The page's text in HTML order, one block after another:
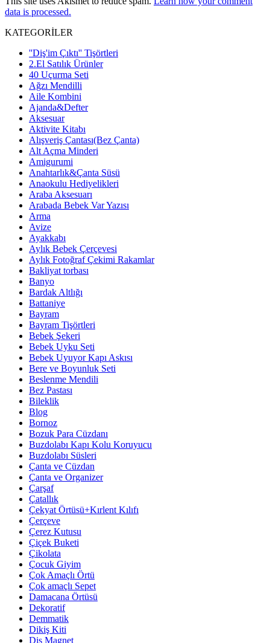
data is processed.
KATEGORİLER
''Diş'im Çıktı'' Tişörtleri
2.El Satılık Ürünler
40 Uçurma Seti
Ağzı Mendilli
Aile Kombini
Ajanda&Defter
Aksesuar
Aktivite Kitabı
Alışveriş Çantası(Bez Çanta)
Alt Açma Minderi
Amigurumi
Anahtarlık&Çanta Süsü
Anaokulu Hediyelikleri
Araba Aksesuarı
Arabada Bebek Var Yazısı
Arma
Avize
Ayakkabı
Aylık Bebek Çerçevesi
Aylık Fotoğraf Çekimi Rakamlar
Bakliyat torbası
Banyo
Bardak Altlığı
Battaniye
Bayram
Bayram Tişörtleri
Bebek Şekeri
Bebek Uyku Seti
Bebek Uyuyor Kapı Askısı
Bere ve Boyunluk Seti
Beslenme Mendili
Bez Pastası
Bileklik
Blog
Bornoz
Bozuk Para Cüzdanı
Buzdolabı Kapı Kolu Koruyucu
Buzdolabı Süsleri
Çanta ve Cüzdan
Çanta ve Organizer
Çarşaf
Çatallık
Çekyat Örtüsü+Kırlent Kılıfı
Çerçeve
Çerez Kutusu
Çiçek Buketi
Çikolata
Çocuk Giyim
Çok Amaçlı Örtü
Çok amaçlı Sepet
Damacana Örtüsü
Dekoratif
Demmatik
Dikiş Kiti
Diş Magnet